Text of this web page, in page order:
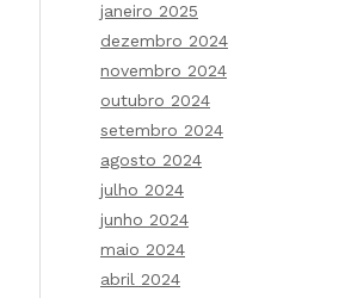
janeiro 2025
dezembro 2024
novembro 2024
outubro 2024
setembro 2024
agosto 2024
julho 2024
junho 2024
maio 2024
abril 2024